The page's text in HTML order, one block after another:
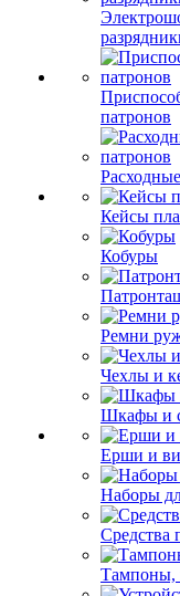
патронов
Кейсы
Кобуры
Ремни
Чехлы и
Шкафы и
Ерши и
Наборы
Средства
Тампоны,